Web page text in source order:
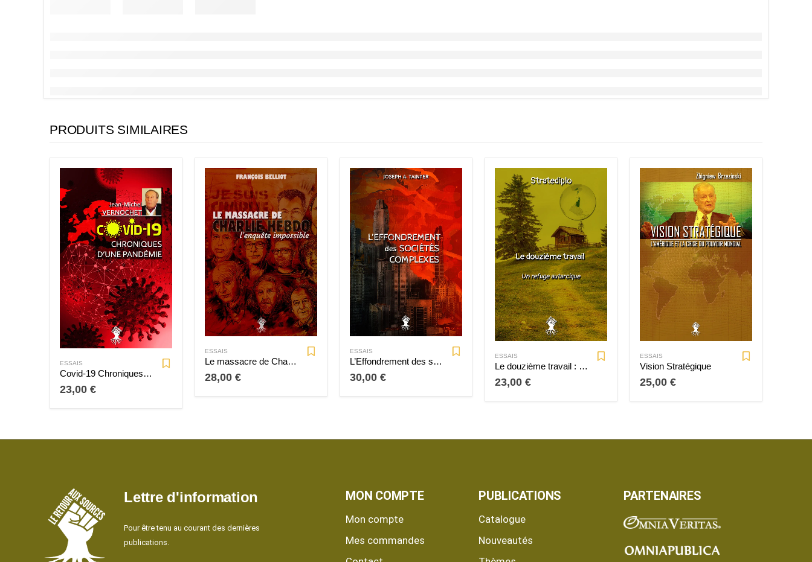
PRODUITS SIMILAIRES
ESSAIS
Covid-19 Chroniques d’une pandémie
23,00 €
ESSAIS
Le massacre de Charlie Hebdo
28,00 €
ESSAIS
L’Effondrement des sociétés complexes
30,00 €
ESSAIS
Le douzième travail : un refuge autarcique
23,00 €
ESSAIS
Vision Stratégique
25,00 €
Lettre d'information
Pour être tenu au courant des dernières
publications.
MON COMPTE
Mon compte
Mes commandes
PUBLICATIONS
Catalogue
Nouveautés
PARTENAIRES